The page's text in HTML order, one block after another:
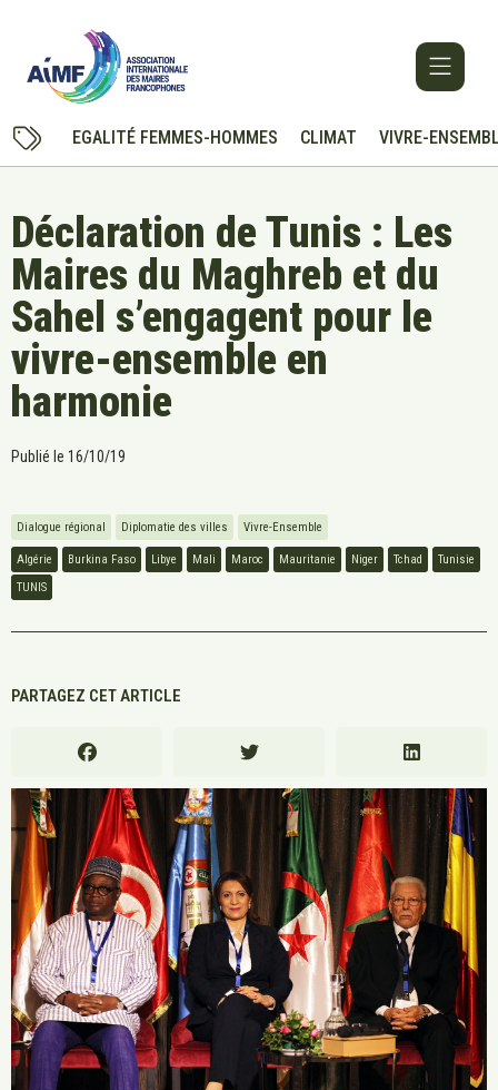
EGALITÉ FEMMES-HOMMES CLIMAT VIVRE-
Déclaration de Tunis : Les
Maires du Maghreb et du
Sahel s’engagent pour le
vivre-ensemble en
harmonie
Publié le 16/10/19
Dialogue régional Diplomatie des villes Vivre-Ensemble
Algérie Burkina Faso Libye Mali Maroc Mauritanie Niger Tchad
Tunisie
TUNIS
PARTAGEZ CET ARTICLE